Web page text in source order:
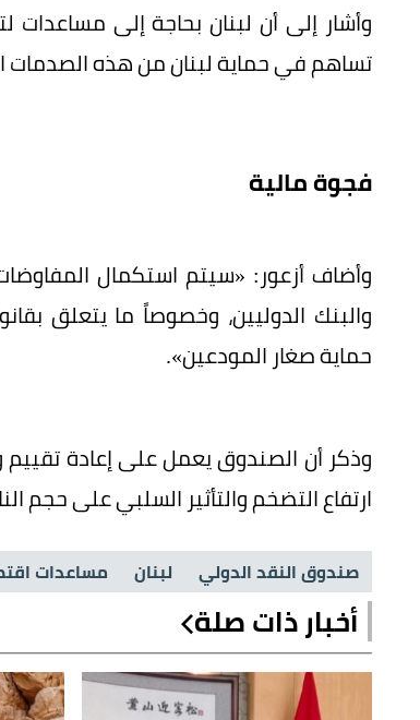
وأشار إلى أن لبنان بحاجة إلى مساعدات
تساهم في حماية لبنان من هذه الصدمات
فجوة مالية
وأضاف أزعور: «سيتم استكمال
والبنك الدوليين، وخصوصاً ما يتعلق
حماية صغار المودعين».
وذكر أن الصندوق يعمل على إعادة تقييم
ارتفاع التضخم والتأثير السلبي على حجم
صندوق النقد الدولي لبنان مساعدات
أخبار ذات صلة